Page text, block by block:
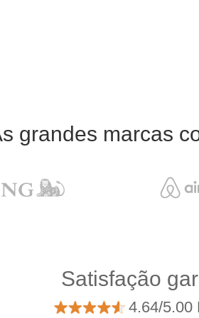
grandes marcas
Satisfação
4.64/5.00